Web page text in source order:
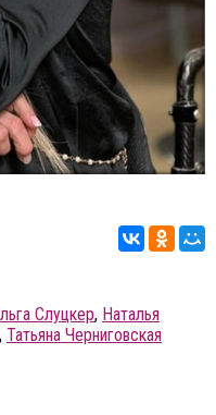
Слуцкер, Наталья
, Татьяна Черниговская